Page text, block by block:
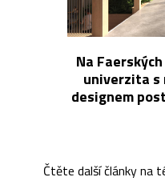
Na
univerzita s
designem
Čtěte další články na